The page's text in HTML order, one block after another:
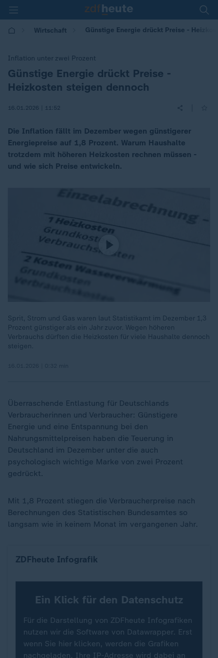
Wirtschaft Günstige Energie drückt Preise -
Inflation unter zwei Prozent
:
Günstige Energie drückt Preise -
Heizkosten steigen dennoch
16.01.2026 | 11:52
Die Inflation fällt im Dezember wegen günstigerer
Energiepreise auf 1,8 Prozent. Warum Haushalte
trotzdem mit höheren Heizkosten rechnen müssen -
und wie sich Preise entwickeln.
Sprit, Strom und Gas waren laut Statistikamt im Dezember 1,3
Prozent günstiger als ein Jahr zuvor. Wegen höheren
Verbrauchs dürften die Heizkosten für viele Haushalte dennoch
steigen.
Überraschende Entlastung für Deutschlands
Verbraucherinnen und Verbraucher: Günstigere
Energie und eine Entspannung bei den
Nahrungsmittelpreisen haben die Teuerung in
Deutschland im Dezember unter die auch
psychologisch wichtige Marke von zwei Prozent
gedrückt.
Mit 1,8 Prozent stiegen die Verbraucherpreise nach
Berechnungen des Statistischen Bundesamtes so
langsam wie in keinem Monat im vergangenen Jahr.
ZDFheute Infografik
Ein Klick für den Datenschutz
Für die Darstellung von ZDFheute Infografiken
nutzen wir die Software von Datawrapper. Erst
wenn Sie hier klicken, werden die Grafiken
nachgeladen. Ihre IP-Adresse wird dabei an